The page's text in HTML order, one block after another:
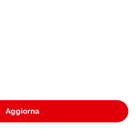
Aggiorna